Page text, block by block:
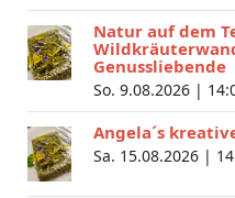
Natur auf dem
Genussliebende
So. 9.08.2026 |
Angela´s
Sa. 15.08.2026 |